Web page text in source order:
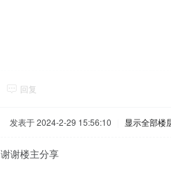
回复
发表于 2024-2-29 15:56:10 显示全部楼
谢谢楼主分享